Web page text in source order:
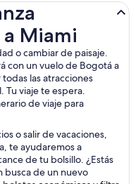
Miami
o cambiar de paisaje.
con un vuelo de Bogotá a
las atracciones
Tu viaje te espera.
de viaje para
o salir de vacaciones,
te ayudaremos a
de tu bolsillo. ¿Estás
busca de un nuevo